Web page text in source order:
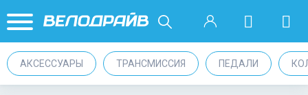
АКСЕССУАРЫ ТРАНСМИССИЯ ПЕДАЛИ